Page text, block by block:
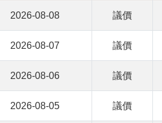
2026-08-08 議價
2026-08-07 議價
2026-08-06 議價
2026-08-05 議價